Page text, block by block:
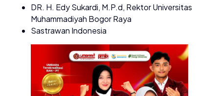
DR. H. Edy Sukardi, M.P.d, Rektor Universitas
Muhammadiyah Bogor Raya
Sastrawan Indonesia